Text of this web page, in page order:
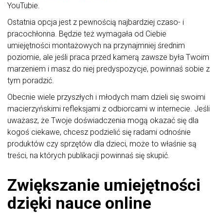
YouTubie.
Ostatnia opcja jest z pewnością najbardziej czaso- i
pracochłonna. Będzie też wymagała od Ciebie
umiejętności montażowych na przynajmniej średnim
poziomie, ale jeśli praca przed kamerą zawsze była Twoim
marzeniem i masz do niej predyspozycje, powinnaś sobie z
tym poradzić.
Obecnie wiele przyszłych i młodych mam dzieli się swoimi
macierzyńskimi refleksjami z odbiorcami w internecie. Jeśli
uważasz, że Twoje doświadczenia mogą okazać się dla
kogoś ciekawe, chcesz podzielić się radami odnośnie
produktów czy sprzętów dla dzieci, może to właśnie są
treści, na których publikacji powinnaś się skupić.
Zwiększanie umiejętności
dzięki nauce online